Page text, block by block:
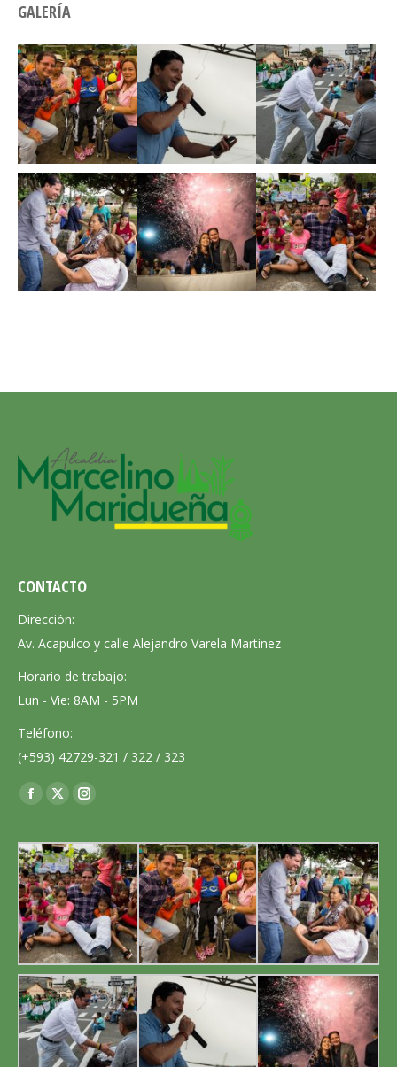
GALERÍA
CONTACTO
Dirección:
Av. Acapulco y calle Alejandro Varela Martinez
Horario de trabajo:
Lun - Vie: 8AM - 5PM
Teléfono:
(+593) 42729-321 / 322 / 323
Encuéntranos en:
Facebook
opens
in
new
window
X
opens
in
new
window
Instagram
opens
in
new
window